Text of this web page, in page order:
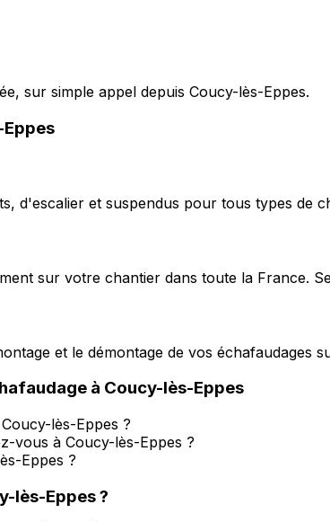
sur simple appel depuis Coucy-lès-Eppes.
d'escalier et suspendus pour tous types de
sur votre chantier dans toute la France.
et le démontage de vos échafaudages
à Coucy-lès-Eppes
lès-Eppes ?
vous à Coucy-lès-Eppes ?
Eppes ?
lès-Eppes?